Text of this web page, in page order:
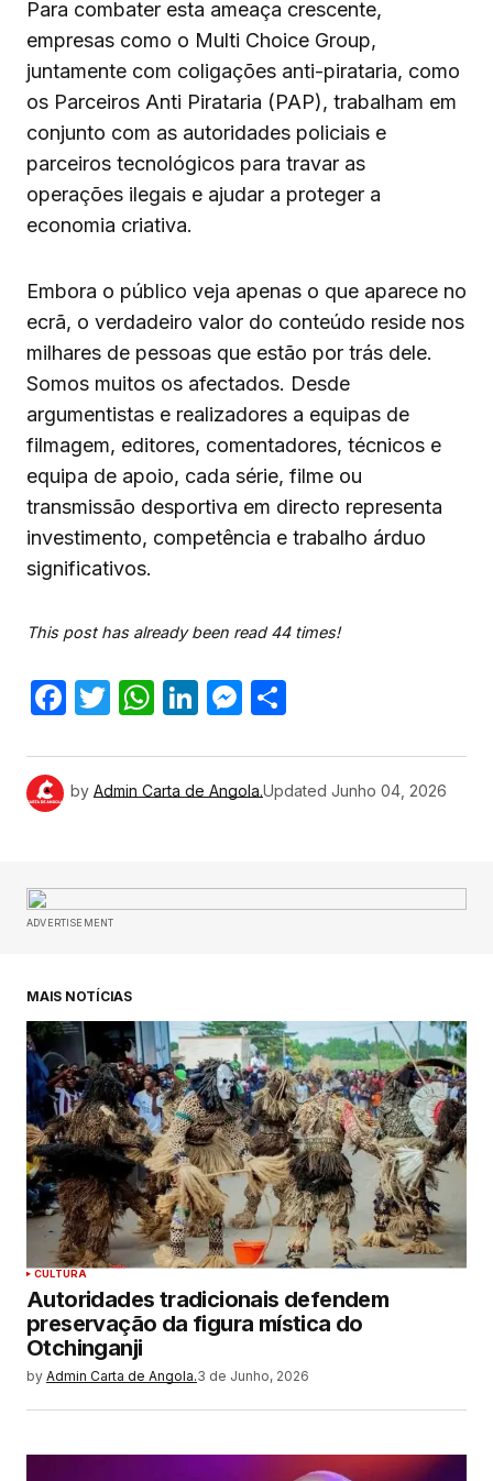
Para combater esta ameaça crescente,
empresas como o Multi Choice Group,
juntamente com coligações anti-pirataria, como
os Parceiros Anti Pirataria (PAP), trabalham em
conjunto com as autoridades policiais e
parceiros tecnológicos para travar as
operações ilegais e ajudar a proteger a
economia criativa.
Embora o público veja apenas o que aparece no
ecrã, o verdadeiro valor do conteúdo reside nos
milhares de pessoas que estão por trás dele.
Somos muitos os afectados. Desde
argumentistas e realizadores a equipas de
filmagem, editores, comentadores, técnicos e
equipa de apoio, cada série, filme ou
transmissão desportiva em directo representa
investimento, competência e trabalho árduo
significativos.
This post has already been read 44 times!
Facebook
Twitter
WhatsApp
LinkedIn
Messenger
by Admin Carta de Angola.Updated Junho 04, 2026
ADVERTISEMENT
MAIS NOTÍCIAS
CULTURA
Autoridades tradicionais defendem
preservação da figura mística do
Otchinganji
by Admin Carta de Angola.3 de Junho, 2026